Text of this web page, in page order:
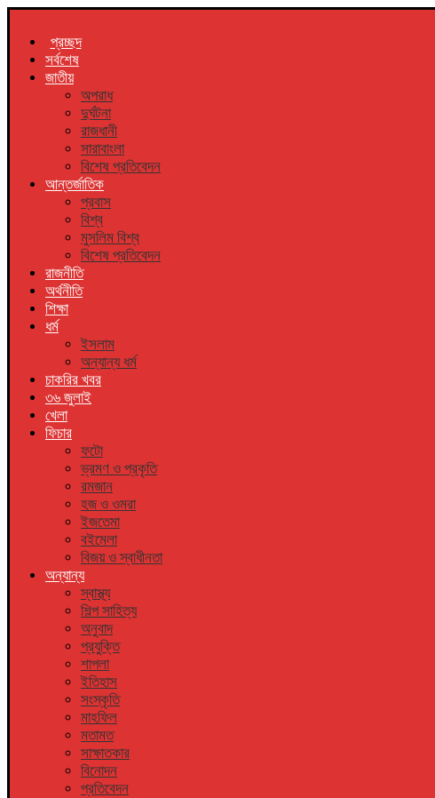
প্রচ্ছদ
সর্বশেষ
জাতীয়
অপরাধ
দুর্ঘটনা
রাজধানী
সারাবাংলা
বিশেষ প্রতিবেদন
আন্তর্জাতিক
প্রবাস
বিশ্ব
মুসলিম বিশ্ব
বিশেষ প্রতিবেদন
রাজনীতি
অর্থনীতি
শিক্ষা
ধর্ম
ইসলাম
অন্যান্য ধর্ম
চাকরির খবর
৩৬ জুলাই
খেলা
ফিচার
ফটো
ভ্রমণ ও প্রকৃতি
রমজান
হজ ও ওমরা
ইজতেমা
বইমেলা
বিজয় ও স্বাধীনতা
অন্যান্য
স্বাস্থ্য
শিল্প সাহিত্য
অনুবাদ
প্রযুক্তি
শাপলা
ইতিহাস
সংস্কৃতি
মাহফিল
মতামত
সাক্ষাতকার
বিনোদন
প্রতিবেদন